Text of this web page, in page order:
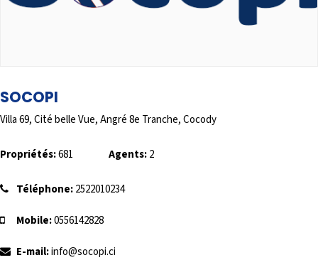
SOCOPI
Villa 69, Cité belle Vue, Angré 8e Tranche, Cocody
Propriétés:681 Agents:2
Téléphone:2522010234
Mobile:0556142828
E-mail:info@socopi.ci